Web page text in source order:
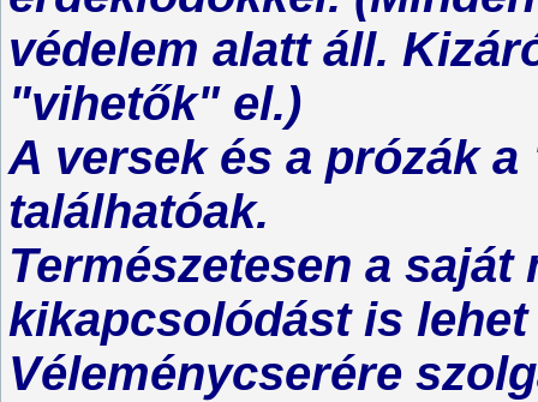
védelem alatt áll.
"vihetők" el.)
A versek és a prózák
találhatóak.
Természetesen a
kikapcsolódást is
Véleménycserére